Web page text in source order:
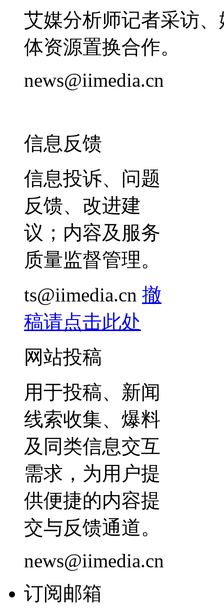
艾媒分析师记者采访
体资源置换合作。
news@iimedia.cn
信息反馈
信息投诉、问题
反馈、改进建
议；内容及服务
质量监督管理。
ts@iimedia.cn 撤
稿请点击此处
网站投稿
用于投稿、新闻
线索收集、爆料
及同类信息交互
需求，为用户提
供便捷的内容提
交与反馈通道。
news@iimedia.cn
订阅邮箱